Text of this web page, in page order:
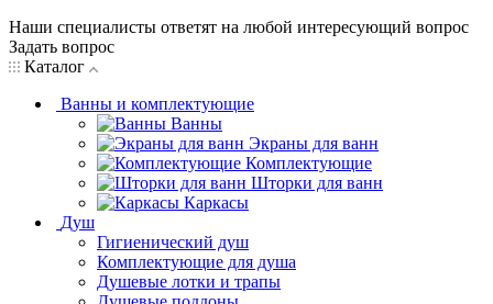
Наши специалисты ответят на любой интересующий вопрос
Задать вопрос
Каталог
Ванны и комплектующие
Ванны
Экраны для ванн
Комплектующие
Шторки для ванн
Каркасы
Душ
Гигиенический душ
Комплектующие для душа
Душевые лотки и трапы